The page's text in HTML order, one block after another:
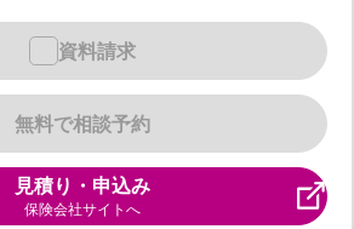
無料で相談予約
資料請求
見積り・申込み
保険会社サイトへ